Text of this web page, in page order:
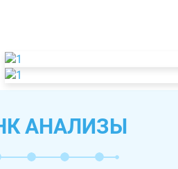
АНАЛИЗЫ